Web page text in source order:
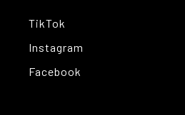
TikTok
Instagram
Facebook